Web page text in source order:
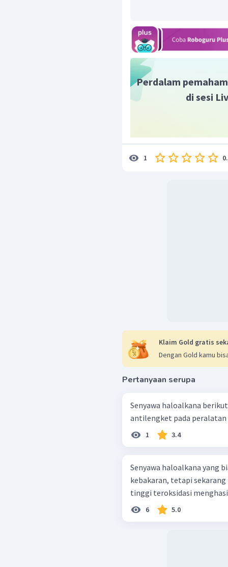
Perdalam
di sesi
1
Klaim Gold gratis
Dengan Gold kamu
Pertanyaan serupa
Senyawa haloalkana
antilengket pada peralatan
1 3.4
Senyawa haloalkana yang
kebakaran, tetapi
tinggi teroksidasi
6 5.0